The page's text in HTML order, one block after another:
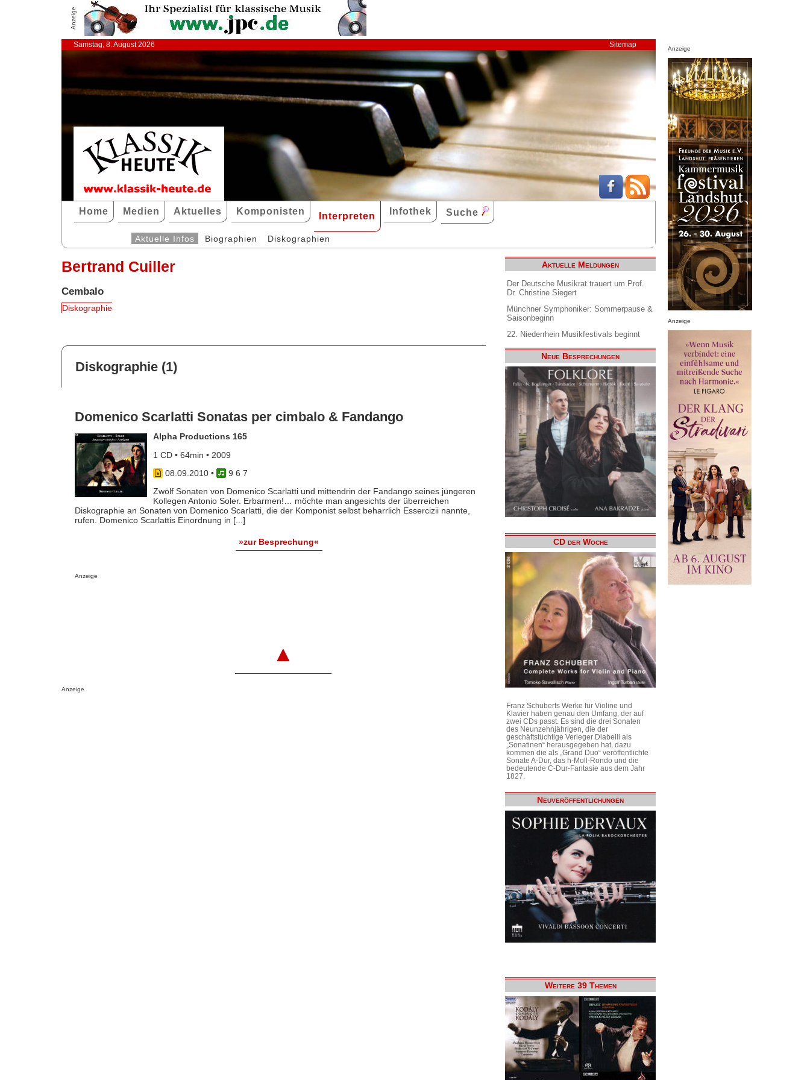
Anzeige
Samstag, 8. August 2026 Sitemap
Home Medien Aktuelles Komponisten Interpreten Infothek Suche
Aktuelle Infos Biographien Diskographien
Bertrand Cuiller
Cembalo
Diskographie
Diskographie (1)
Domenico Scarlatti Sonatas per cimbalo & Fandango
Alpha Productions 165
1 CD • 64min • 2009
08.09.2010•
9 6 7
Zwölf Sonaten von Domenico Scarlatti und mittendrin der Fandango seines jüngeren
Kollegen Antonio Soler. Erbarmen!… möchte man angesichts der überreichen
Diskographie an Sonaten von Domenico Scarlatti, die der Komponist selbst beharrlich Essercizii nannte,
rufen. Domenico Scarlattis Einordnung in [...]
»zur Besprechung«
Anzeige
▲
Anzeige
Aktuelle Meldungen
Der Deutsche Musikrat trauert um Prof.
Dr. Christine Siegert
Münchner Symphoniker: Sommerpause &
Saisonbeginn
22. Niederrhein Musikfestivals beginnt
Neue Besprechungen
CD der Woche
Franz Schuberts Werke für Violine und
Klavier haben genau den Umfang, der auf
zwei CDs passt. Es sind die drei Sonaten
des Neunzehnjährigen, die der
geschäftstüchtige Verleger Diabelli als
„Sonatinen“ herausgegeben hat, dazu
kommen die als „Grand Duo“ veröffentlichte
Sonate A-Dur, das h-Moll-Rondo und die
bedeutende C-Dur-Fantasie aus dem Jahr
1827.
Neuveröffentlichungen
Weitere 39 Themen
Anzeige
Anzeige